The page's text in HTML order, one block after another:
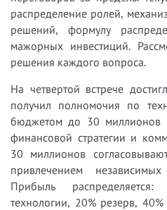
распределение ролей,
решений, формулу
мажорных инвестиций.
решения каждого вопроса.
На четвертой встрече
получил полномочия по
бюджетом до 30
финансовой стратегии и
30 миллионов
привлечением
Прибыль
технологии, 20% резерв,